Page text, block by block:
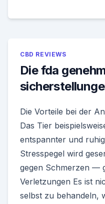
CBD REVIEWS
Die fda
Die Vorteile bei der
Das Tier
entspannter und
Stresspegel wird
gegen Schmerzen —
Verletzungen Es ist
selbst zu behandeln,